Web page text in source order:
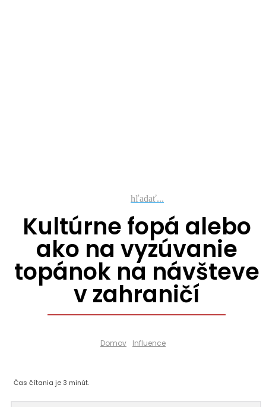
hľadať...
Kultúrne fopá alebo
ako na vyzúvanie
topánok na návšteve
v zahraničí
Domov Influence
Čas čítania je3 minút.